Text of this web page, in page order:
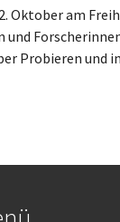
Oktober am
Probieren